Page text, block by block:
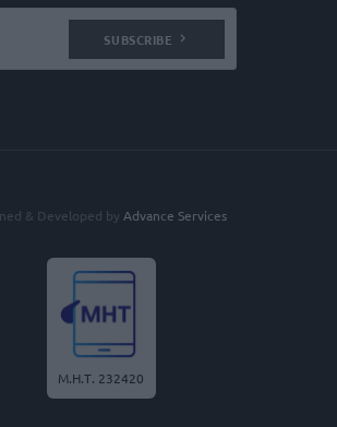
SUBSCRIBE
& Developed by Advance Services
Μ.Η.Τ. 232420